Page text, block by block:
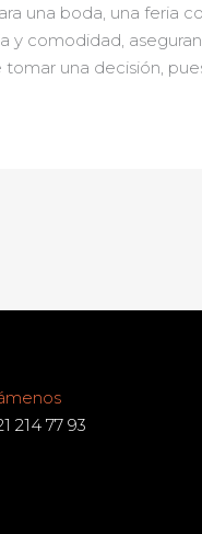
una boda, una feria
y comodidad,
tomar una decisión,
214 77 93